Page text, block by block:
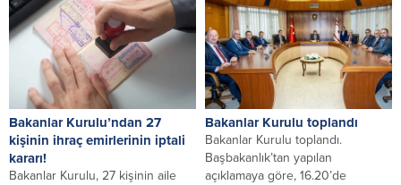
Kurulu’nun bu amaçla aldığı...
itiraz süresi...
Bakanlar Kurulu’ndan 27
kişinin ihraç emirlerinin iptali
kararı!
Bakanlar Kurulu, 27 kişinin aile
Bakanlar Kurulu toplandı
Bakanlar Kurulu toplandı.
Başbakanlık’tan yapılan
açıklamaya göre, 16.20’de